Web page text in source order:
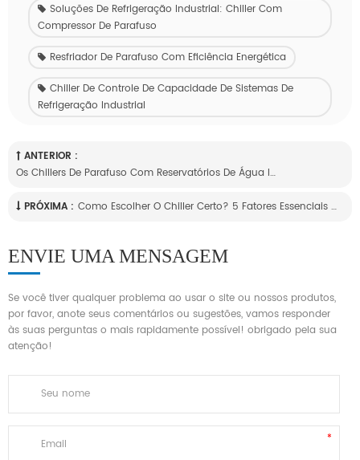
Soluções De Refrigeração Industrial: Chiller Com
Compressor De Parafuso
Resfriador De Parafuso Com Eficiência Energética
Chiller De Controle De Capacidade De Sistemas De
Refrigeração Industrial
ANTERIOR :
Os Chillers De Parafuso Com Reservatórios De Água Integrados São Mais Convenientes E Econômicos?
PRÓXIMA : Como Escolher O Chiller Certo? 5 Fatores Essenciais A Considerar.
ENVIE UMA MENSAGEM
Se você tiver qualquer problema ao usar o site ou nossos produtos,
por favor, anote seus comentários ou sugestões, vamos responder
às suas perguntas o mais rapidamente possível! obrigado pela sua
atenção!